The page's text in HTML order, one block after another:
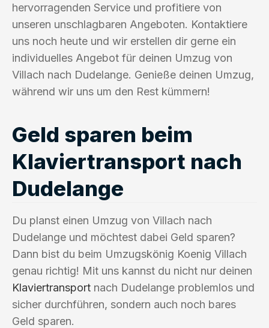
hervorragenden Service und profitiere von
unseren unschlagbaren Angeboten. Kontaktiere
uns noch heute und wir erstellen dir gerne ein
individuelles Angebot für deinen Umzug von
Villach nach Dudelange. Genieße deinen Umzug,
während wir uns um den Rest kümmern!
Geld sparen beim
Klaviertransport nach
Dudelange
Du planst einen Umzug von Villach nach
Dudelange und möchtest dabei Geld sparen?
Dann bist du beim Umzugskönig Koenig Villach
genau richtig! Mit uns kannst du nicht nur deinen
Klaviertransport nach Dudelange problemlos und
sicher durchführen, sondern auch noch bares
Geld sparen.